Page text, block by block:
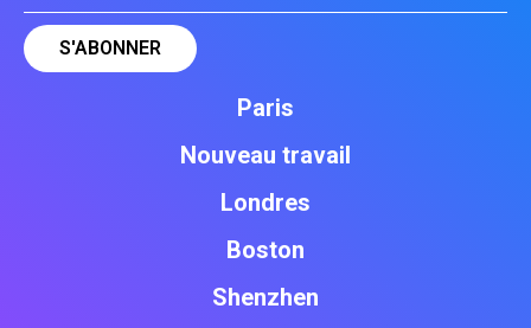
Paris
Nouveau travail
Londres
Boston
Shenzhen